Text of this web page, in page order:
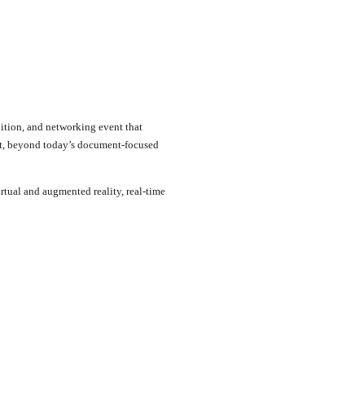
and networking event that
today’s document-focused
and augmented reality, real-time